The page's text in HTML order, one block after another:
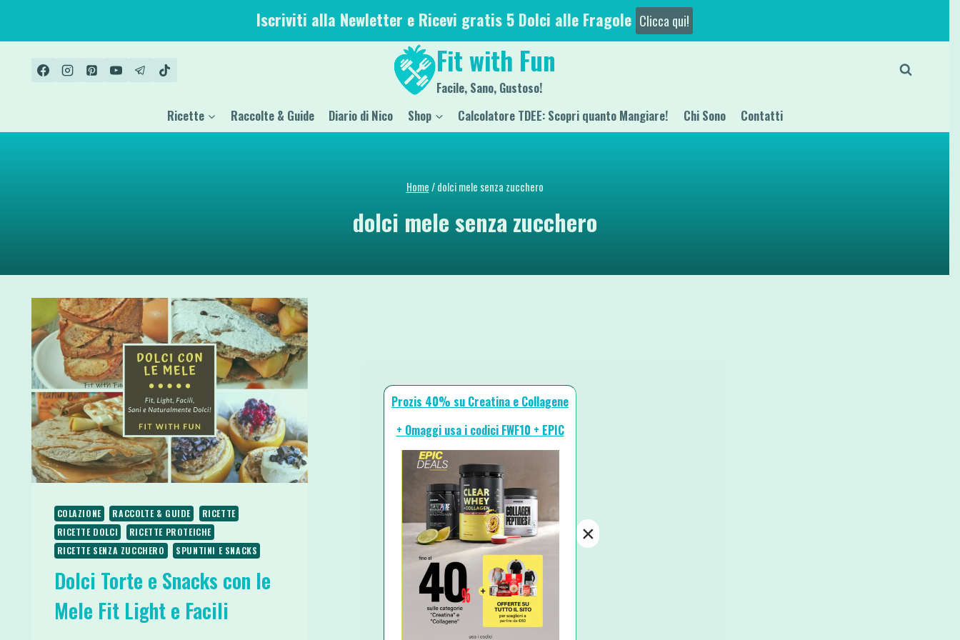
contenuto
Iscriviti alla Newletter e Ricevi gratis 5 Dolci alle Fragole Clicca qui!
Fit with Fun
Facile, Sano, Gustoso!
Ricette Raccolte & Guide Diario di Nico Shop Calcolatore TDEE: Scopri quanto Mangiare! Chi Sono Contatti
Home/ dolci mele senza zucchero
dolci mele senza zucchero
COLAZIONE RACCOLTE & GUIDE
RICETTE
RICETTE DOLCI
RICETTE PROTEICHE
RICETTE SENZA ZUCCHERO
SPUNTINI E SNACKS
Dolci Torte e Snacks con le
Mele Fit Light e Facili
Prozis 40% su Creatina e Collagene
+ Omaggi usa i codici FWF10 + EPIC
×